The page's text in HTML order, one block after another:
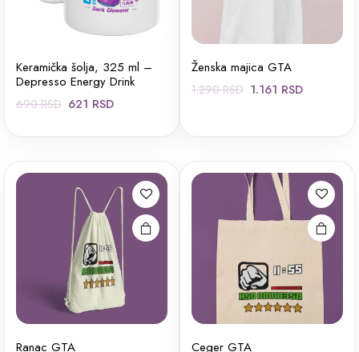
Keramička šolja, 325 ml –
Depresso Energy Drink
690RSD Originalna
690 RSD.
621 RSDTrenutna
Ženska majica GTA
1.290RSD Originalna
1.161 RSDTrenutna
Ranac GTA Ceger GTA